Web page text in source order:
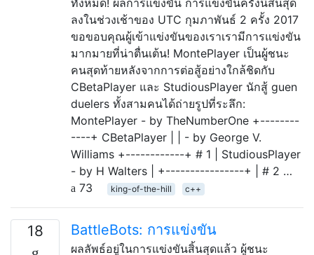
ทั้งหมด! ผลการแข่งขัน การแข่งขันครั้งนี้สิ้นสุด
ลงในช่วงเช้าของ UTC กุมภาพันธ์ 2 ครั้ง 2017
ขอขอบคุณผู้เข้าแข่งขันของเราเรามีการแข่งขัน
มากมายที่น่าตื่นเต้น! MontePlayer เป็นผู้ชนะ
คนสุดท้ายหลังจากการต่อสู้อย่างใกล้ชิดกับ
CBetaPlayer และ StudiousPlayer นักสู้ guen
duelers ทั้งสามคนได้ถ่ายรูปที่ระลึก:
MontePlayer - by TheNumberOne +--------
----+ CBetaPlayer | | - by George V.
Williams +------------+ # 1 | StudiousPlayer
- by H Walters | +----------------+ | # 2 …
73
king-of-the-hill c++
18 BattleBots: การแข่งขัน
ผลลัพธ์อยู่ในการแข่งขันสิ้นสุดแล้ว ผู้ชนะ